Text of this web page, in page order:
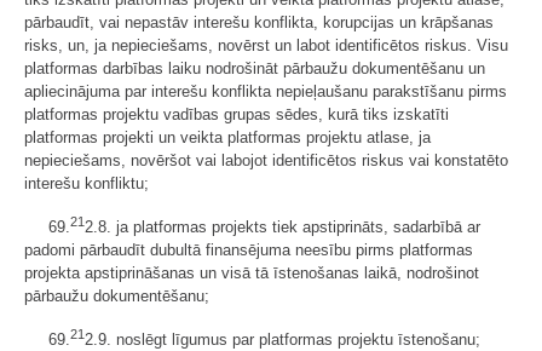
pārbaudīt, vai nepastāv interešu konflikta, korupcijas un krāpšanas
risks, un, ja nepieciešams, novērst un labot identificētos riskus. Visu
platformas darbības laiku nodrošināt pārbaužu dokumentēšanu un
apliecinājuma par interešu konflikta nepieļaušanu parakstīšanu pirms
platformas projektu vadības grupas sēdes, kurā tiks izskatīti
platformas projekti un veikta platformas projektu atlase, ja
nepieciešams, novēršot vai labojot identificētos riskus vai konstatēto
interešu konfliktu;
69.212.8. ja platformas projekts tiek apstiprināts, sadarbībā ar
padomi pārbaudīt dubultā finansējuma neesību pirms platformas
projekta apstiprināšanas un visā tā īstenošanas laikā, nodrošinot
pārbaužu dokumentēšanu;
69.212.9. noslēgt līgumus par platformas projektu īstenošanu;